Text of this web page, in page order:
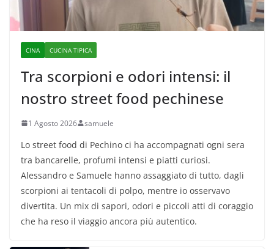
CINA CUCINA TIPICA
Tra scorpioni e odori intensi: il
nostro street food pechinese
1 Agosto 2026 samuele
Lo street food di Pechino ci ha accompagnati ogni sera
tra bancarelle, profumi intensi e piatti curiosi.
Alessandro e Samuele hanno assaggiato di tutto, dagli
scorpioni ai tentacoli di polpo, mentre io osservavo
divertita. Un mix di sapori, odori e piccoli atti di coraggio
che ha reso il viaggio ancora più autentico.